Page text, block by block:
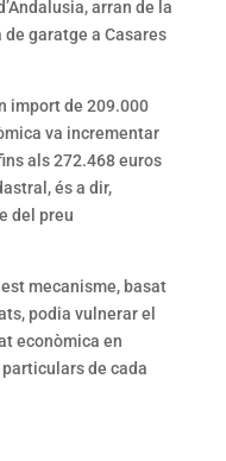
arran de la
garatge a Casares
import de 209.000
va incrementar
als 272.468 euros
és a dir,
del preu
mecanisme, basat
podia vulnerar el
econòmica en
de cada